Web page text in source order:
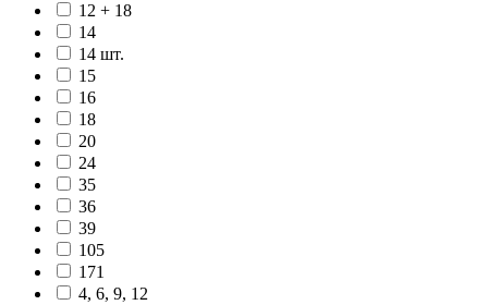
12 + 18
14
14 шт.
15
16
18
20
24
35
36
39
105
171
4, 6, 9, 12